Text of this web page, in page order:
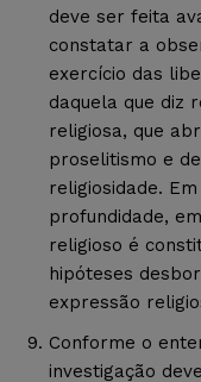
deve ser feita
constatar a
exercício das
daquela que diz
religiosa, que
proselitismo e
religiosidade.
profundidade,
religioso é
hipóteses
expressão
Conforme o
investigação